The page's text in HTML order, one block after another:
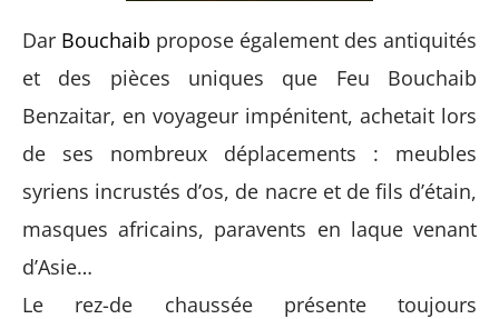
Dar Bouchaib propose également des antiquités
et des pièces uniques que Feu Bouchaib
Benzaitar, en voyageur impénitent, achetait lors
de ses nombreux déplacements : meubles
syriens incrustés d’os, de nacre et de fils d’étain,
masques africains, paravents en laque venant
d’Asie…
Le rez-de chaussée présente toujours